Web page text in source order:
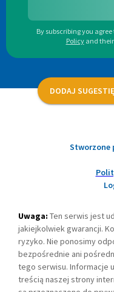
By subscribing you agree
Policy and their
DODAJ
Stworzone
Uwaga: Ten serwis jest
jakiejkolwiek gwarancji.
ryzyko. Nie ponosimy
bezpośrednie ani
tego serwisu. Informacje
treścią naszej strony